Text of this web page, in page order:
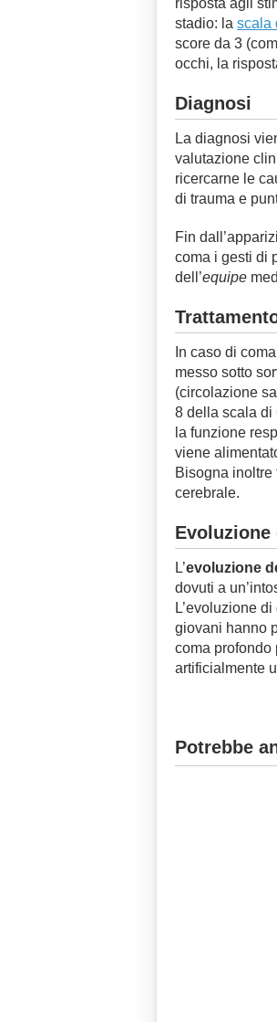
risposta agli
stadio: la scala
score da 3
occhi, la
Diagnosi
La diagnosi
valutazione
ricercarne le
di trauma e
Fin
coma i gesti di
dell’equipe
In caso di
messo sotto
(circolazione
8 della scala di
la funzione
viene
Bisogna inoltre
cerebrale.
Evoluzione
L’evoluzione
dovuti a
L’evoluzione
giovani hanno
coma profondo
artificialmente
Potrebbe